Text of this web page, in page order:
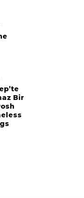
Bir